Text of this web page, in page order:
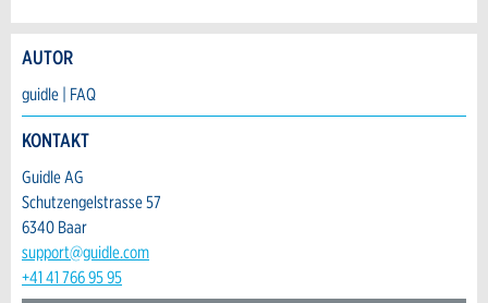
Anzeige beanstanden
Ihr Feedback wird sehr geschätzt!
Allgemeines Feedback
Anzeige nicht mehr gültig
Anzeige unvollständig
Anzeige weiterempfehlen
Empfehlen Sie diese Anzeige an Freunde
weiter.
AUTOR
guidle | FAQ
KONTAKT
Guidle AG
Schutzengelstrasse 57
6340 Baar
support@guidle.com
+41 41 766 95 95